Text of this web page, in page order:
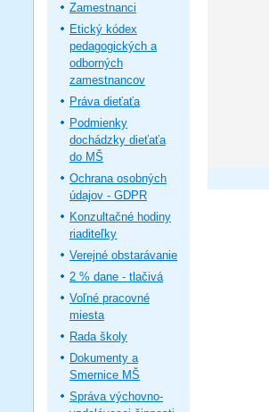
Zamestnanci
Etický kódex
pedagogických a
odborných
zamestnancov
Práva dieťaťa
Podmienky
dochádzky dieťaťa
do MŠ
Ochrana osobných
údajov - GDPR
Konzultačné hodiny
riaditeľky
Verejné obstarávanie
2 % dane - tlačivá
Voľné pracovné
miesta
Rada školy
Dokumenty a
Smernice MŠ
Správa výchovno-